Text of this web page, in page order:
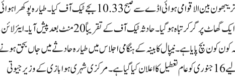
سول ایوی ایشن اتھارٹی کے مطابق طیارے نے کاٹھمنڈو کے تریبھون بین الاقوامی ہوائی اڈے سے صبح 10.33بجے ٹیک آف کیا۔طیارہ پوکھرا
اڈے پر اترنے ہی والا تھا کہ دریائے سیٹی کے کنارے پر واقع ایک گھاٹ پر گر کر تباہ ہو گیا۔ حادثہ ٹیک آف کے تقریباً 20 منٹ
کون بچ پایا ہے۔ نیپال کابینہ کے ہنگامی اجلاس میں طیارہ حادثے میں جاں بحق
والوں پر ایک دن کا سوگ منانے کا فیصلہ کیا گیا ہے۔ اس کے لیے 16 جنوری کو عام تعطیل کا اعلان کیا گیا ہے۔ مرکزی شہری ہوا بازی کے وزیر جیوتی